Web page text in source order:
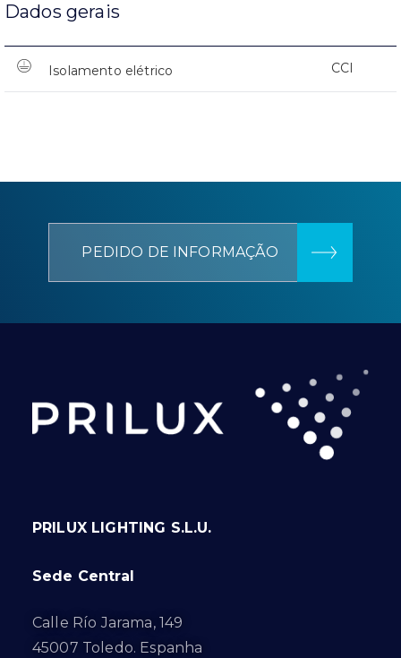
Dados gerais
Isolamento elétrico CCI
PEDIDO DE INFORMAÇÃO
PRILUX LIGHTING S.L.U.
Sede Central
Calle Río Jarama, 149
45007 Toledo. Espanha